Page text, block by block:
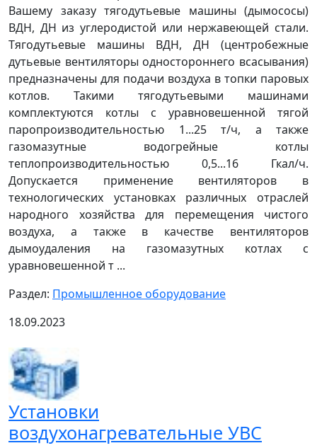
Вашему заказу тягодутьевые машины (дымососы)
ВДН, ДН из углеродистой или нержавеющей стали.
Тягодутьевые машины ВДН, ДН (центробежные
дутьевые вентиляторы одностороннего всасывания)
предназначены для подачи воздуха в топки паровых
котлов. Такими тягодутьевыми машинами
комплектуются котлы с уравновешенной тягой
паропроизводительностью 1...25 т/ч, а также
газомазутные водогрейные котлы
теплопроизводительностью 0,5...16 Гкал/ч.
Допускается применение вентиляторов в
технологических установках различных отраслей
народного хозяйства для перемещения чистого
воздуха, а также в качестве вентиляторов
дымоудаления на газомазутных котлах с
уравновешенной т ...
Раздел: Промышленное оборудование
18.09.2023
Установки
воздухонагревательные УВС